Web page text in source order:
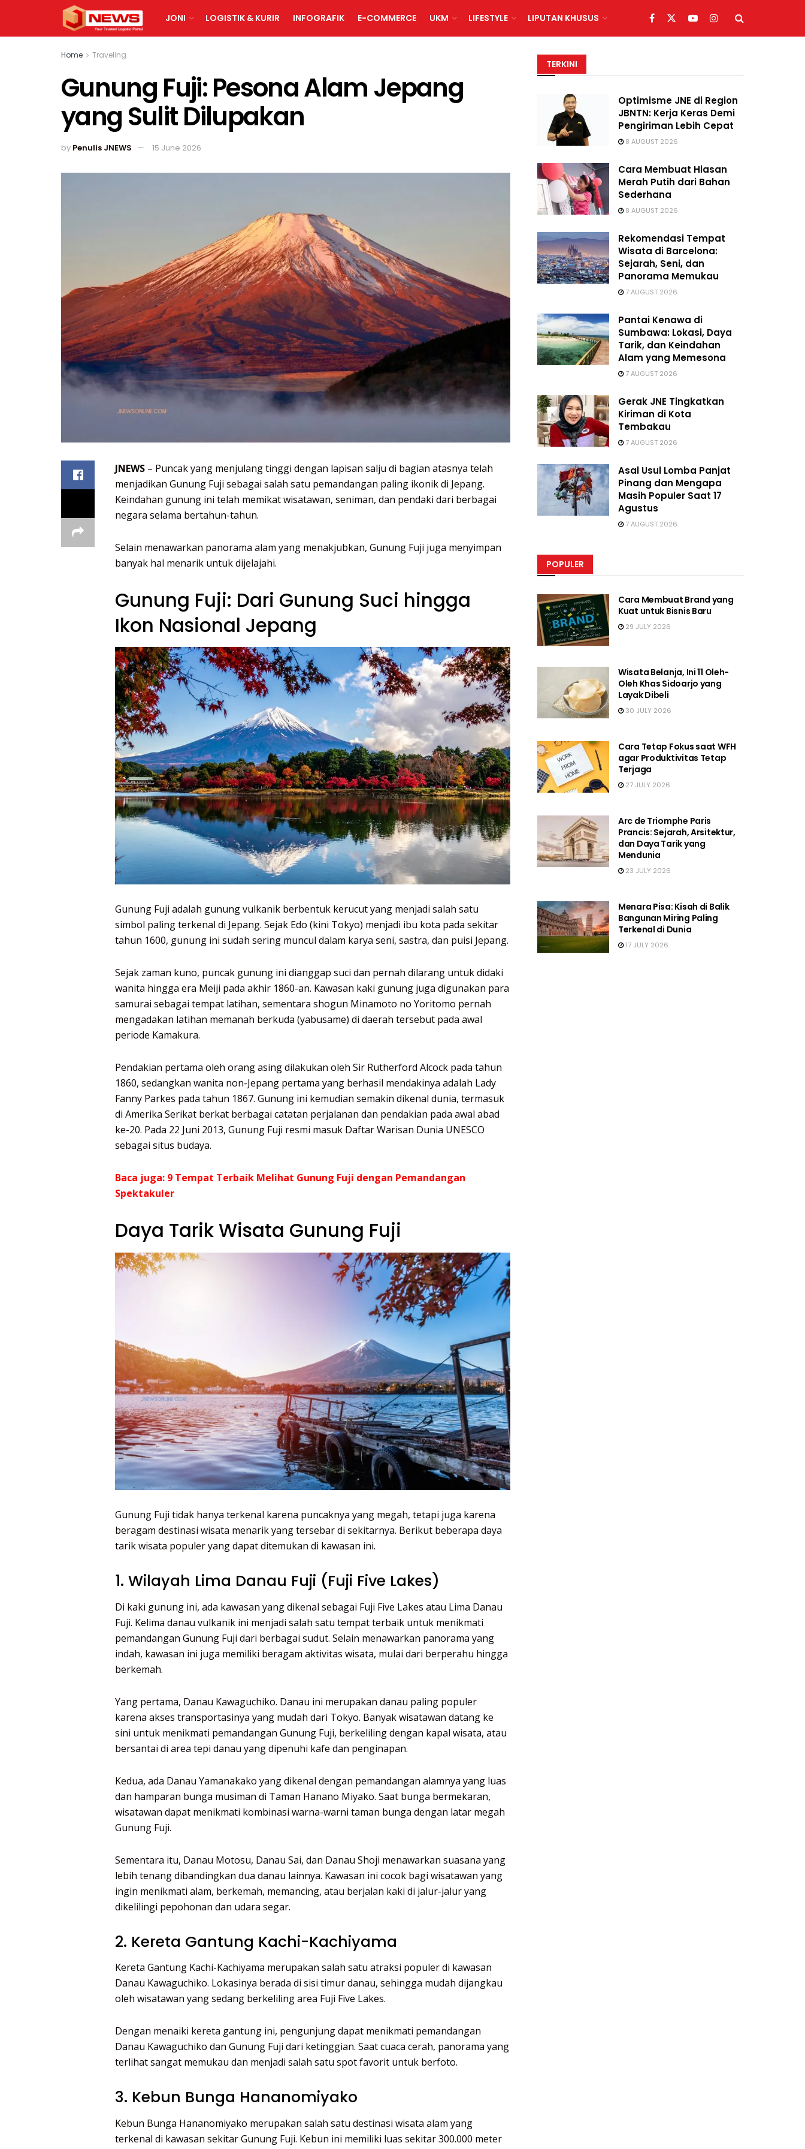
JONI LOGISTIK & KURIR INFOGRAFIK E-COMMERCE UKM LIFESTYLE LIPUTAN KHUSUS
Home Traveling
Gunung Fuji: Pesona Alam Jepang
yang Sulit Dilupakan
by Penulis JNEWS 15 June 2026
JNEWS – Puncak yang menjulang tinggi dengan lapisan salju di bagian atasnya telah
menjadikan Gunung Fuji sebagai salah satu pemandangan paling ikonik di Jepang.
Keindahan gunung ini telah memikat wisatawan, seniman, dan pendaki dari berbagai
negara selama bertahun-tahun.
Selain menawarkan panorama alam yang menakjubkan, Gunung Fuji juga menyimpan
banyak hal menarik untuk dijelajahi.
Gunung Fuji: Dari Gunung Suci hingga
Ikon Nasional Jepang
Gunung Fuji adalah gunung vulkanik berbentuk kerucut yang menjadi salah satu
simbol paling terkenal di Jepang. Sejak Edo (kini Tokyo) menjadi ibu kota pada sekitar
tahun 1600, gunung ini sudah sering muncul dalam karya seni, sastra, dan puisi Jepang.
Sejak zaman kuno, puncak gunung ini dianggap suci dan pernah dilarang untuk didaki
wanita hingga era Meiji pada akhir 1860-an. Kawasan kaki gunung juga digunakan para
samurai sebagai tempat latihan, sementara shogun Minamoto no Yoritomo pernah
mengadakan latihan memanah berkuda (yabusame) di daerah tersebut pada awal
periode Kamakura.
Pendakian pertama oleh orang asing dilakukan oleh Sir Rutherford Alcock pada tahun
1860, sedangkan wanita non-Jepang pertama yang berhasil mendakinya adalah Lady
Fanny Parkes pada tahun 1867. Gunung ini kemudian semakin dikenal dunia, termasuk
di Amerika Serikat berkat berbagai catatan perjalanan dan pendakian pada awal abad
ke-20. Pada 22 Juni 2013, Gunung Fuji resmi masuk Daftar Warisan Dunia UNESCO
sebagai situs budaya.
Baca juga: 9 Tempat Terbaik Melihat Gunung Fuji dengan Pemandangan
Spektakuler
Daya Tarik Wisata Gunung Fuji
Gunung Fuji tidak hanya terkenal karena puncaknya yang megah, tetapi juga karena
beragam destinasi wisata menarik yang tersebar di sekitarnya. Berikut beberapa daya
tarik wisata populer yang dapat ditemukan di kawasan ini.
1. Wilayah Lima Danau Fuji (Fuji Five Lakes)
Di kaki gunung ini, ada kawasan yang dikenal sebagai Fuji Five Lakes atau Lima Danau
Fuji. Kelima danau vulkanik ini menjadi salah satu tempat terbaik untuk menikmati
pemandangan Gunung Fuji dari berbagai sudut. Selain menawarkan panorama yang
indah, kawasan ini juga memiliki beragam aktivitas wisata, mulai dari berperahu hingga
berkemah.
Yang pertama, Danau Kawaguchiko. Danau ini merupakan danau paling populer
karena akses transportasinya yang mudah dari Tokyo. Banyak wisatawan datang ke
sini untuk menikmati pemandangan Gunung Fuji, berkeliling dengan kapal wisata, atau
bersantai di area tepi danau yang dipenuhi kafe dan penginapan.
Kedua, ada Danau Yamanakako yang dikenal dengan pemandangan alamnya yang luas
dan hamparan bunga musiman di Taman Hanano Miyako. Saat bunga bermekaran,
wisatawan dapat menikmati kombinasi warna-warni taman bunga dengan latar megah
Gunung Fuji.
Sementara itu, Danau Motosu, Danau Sai, dan Danau Shoji menawarkan suasana yang
lebih tenang dibandingkan dua danau lainnya. Kawasan ini cocok bagi wisatawan yang
ingin menikmati alam, berkemah, memancing, atau berjalan kaki di jalur-jalur yang
dikelilingi pepohonan dan udara segar.
2. Kereta Gantung Kachi-Kachiyama
Kereta Gantung Kachi-Kachiyama merupakan salah satu atraksi populer di kawasan
Danau Kawaguchiko. Lokasinya berada di sisi timur danau, sehingga mudah dijangkau
oleh wisatawan yang sedang berkeliling area Fuji Five Lakes.
Dengan menaiki kereta gantung ini, pengunjung dapat menikmati pemandangan
Danau Kawaguchiko dan Gunung Fuji dari ketinggian. Saat cuaca cerah, panorama yang
terlihat sangat memukau dan menjadi salah satu spot favorit untuk berfoto.
3. Kebun Bunga Hananomiyako
Kebun Bunga Hananomiyako merupakan salah satu destinasi wisata alam yang
terkenal di kawasan sekitar Gunung Fuji. Kebun ini memiliki luas sekitar 300.000 meter
TERKINI
Optimisme JNE di Region
JBNTN: Kerja Keras Demi
Pengiriman Lebih Cepat
8 AUGUST 2026
Cara Membuat Hiasan
Merah Putih dari Bahan
Sederhana
8 AUGUST 2026
Rekomendasi Tempat
Wisata di Barcelona:
Sejarah, Seni, dan
Panorama Memukau
7 AUGUST 2026
Pantai Kenawa di
Sumbawa: Lokasi, Daya
Tarik, dan Keindahan
Alam yang Memesona
7 AUGUST 2026
Gerak JNE Tingkatkan
Kiriman di Kota
Tembakau
7 AUGUST 2026
Asal Usul Lomba Panjat
Pinang dan Mengapa
Masih Populer Saat 17
Agustus
7 AUGUST 2026
POPULER
Cara Membuat Brand yang
Kuat untuk Bisnis Baru
29 JULY 2026
Wisata Belanja, Ini 11 Oleh-
Oleh Khas Sidoarjo yang
Layak Dibeli
30 JULY 2026
Cara Tetap Fokus saat WFH
agar Produktivitas Tetap
Terjaga
27 JULY 2026
Arc de Triomphe Paris
Prancis: Sejarah, Arsitektur,
dan Daya Tarik yang
Mendunia
23 JULY 2026
Menara Pisa: Kisah di Balik
Bangunan Miring Paling
Terkenal di Dunia
17 JULY 2026